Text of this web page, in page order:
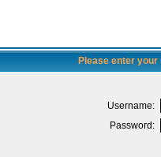
Please enter
Username:
Password: